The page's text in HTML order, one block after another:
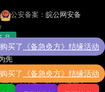
公安备案： 皖公网安备
先
线装书文库」者，乃​​网海孤
取而制之​​，诚书林之盛事！
购买了 《备急灸方》结缘活动
购买了 《备急灸方》结缘活动